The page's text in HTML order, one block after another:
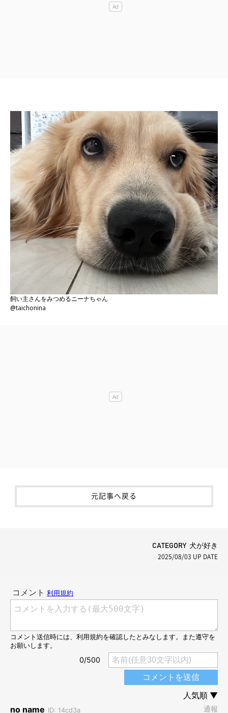
飼い主さんをみつめるニーナちゃん
@taichonina
元記事へ戻る
CATEGORY 犬が好き
2025/08/03 UP DATE